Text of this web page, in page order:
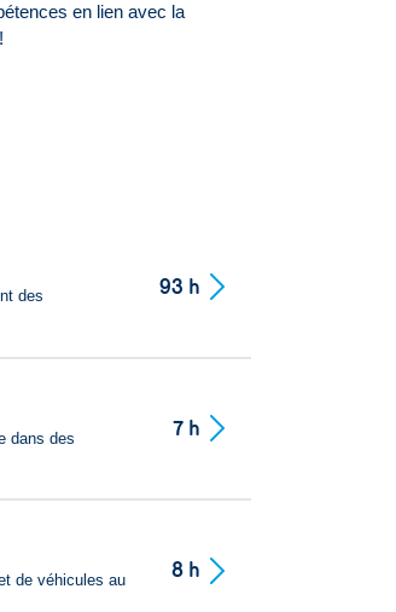
en lien avec la
des
93 h
dans des
7 h
de véhicules au
8 h